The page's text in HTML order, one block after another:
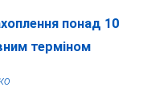
понад 10
терміном